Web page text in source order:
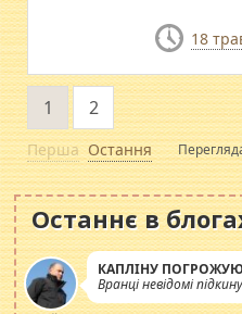
18
Перша
1 2
Остання
Останнє в
КАПЛІНУ
Вранці невідомі